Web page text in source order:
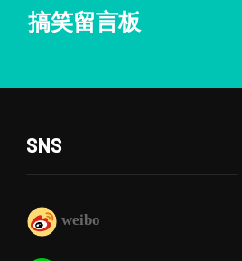
搞笑留言板
SNS
weibo